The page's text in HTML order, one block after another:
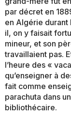
par décret en
en Algérie durant
il, on y faisait
mineur, et son
travaillaient pas.
l’heure des «
qu’enseigner à
fait comme
parachuta dans
bibliothécaire.